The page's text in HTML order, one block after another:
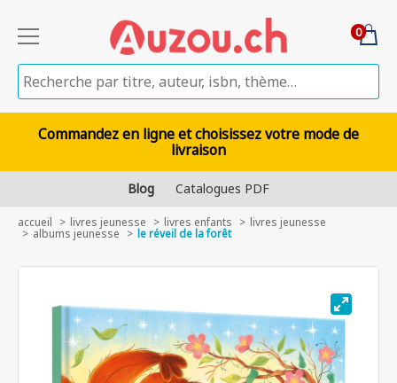
0
Commandez en ligne et choisissez votre mode de
livraison
Blog Catalogues PDF
accueil livres jeunesse livres enfants livres jeunesse
albums jeunesse le réveil de la forêt